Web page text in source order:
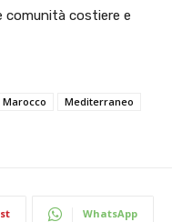
comunità costiere e
Marocco
Mediterraneo
WhatsApp